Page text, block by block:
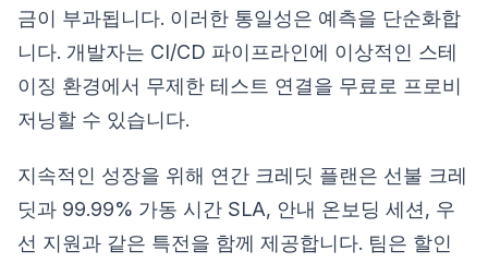
금이 부과됩니다. 이러한 통일성은 예측을 단순화합
니다. 개발자는 CI/CD 파이프라인에 이상적인 스테
이징 환경에서 무제한 테스트 연결을 무료로 프로비
저닝할 수 있습니다.
지속적인 성장을 위해 연간 크레딧 플랜은 선불 크레
딧과 99.99% 가동 시간 SLA, 안내 온보딩 세션, 우
선 지원과 같은 특전을 함께 제공합니다. 팀은 할인